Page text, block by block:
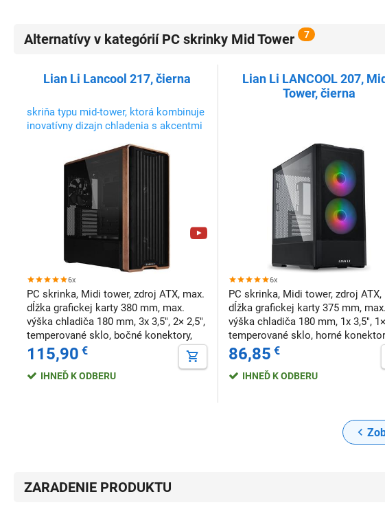
Alternatívy v kategórií PC skrinky Mid Tower 7
Lian Li Lancool 217, čierna
skriňa typu mid-tower, ktorá kombinuje
inovatívny dizajn chladenia s akcentmi
predinštalovanými piatimi ventilátormi,
ktoré poskytujú optimalizované
prúdenie vzduchu hneď po vybalení.
Flexibilný dizajn montáže PSU uľahčuje
6x
PC skrinka, Midi tower, zdroj ATX, max.
dĺžka grafickej karty 380 mm, max.
výška chladiča 180 mm, 3x 3,5", 2× 2,5",
temperované sklo, bočné konektory,
čierna
115,90 €
IHNEĎ K ODBERU
Lian Li LANCOOL 207,
Tower, čierna
6x
PC skrinka, Midi tower, zdroj ATX,
dĺžka grafickej karty 375 mm, max.
výška chladiča 180 mm, 1x 3,5",
temperované sklo, horné
čierna
86,85 €
IHNEĎ K ODBERU
ZARADENIE PRODUKTU